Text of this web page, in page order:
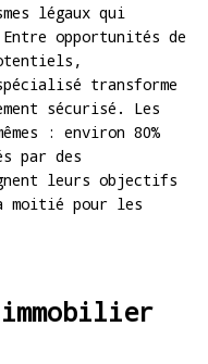
légaux qui
opportunités de
spécialisé transforme
sécurisé. Les
: environ 80%
par des
leurs objectifs
moitié pour les